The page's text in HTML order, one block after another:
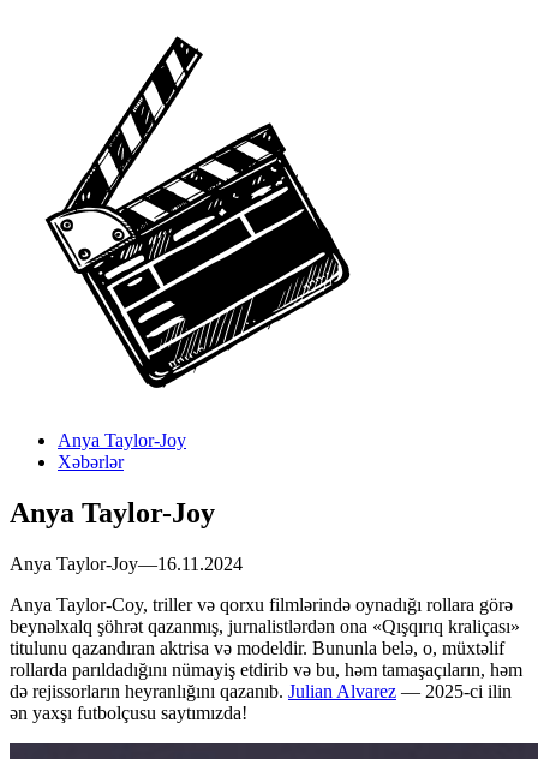
Anya Taylor-Joy
Xəbərlər
Anya Taylor-Joy
Anya Taylor-Joy—16.11.2024
Anya Taylor-Coy, triller və qorxu filmlərində oynadığı rollara görə
beynəlxalq şöhrət qazanmış, jurnalistlərdən ona «Qışqırıq kraliçası»
titulunu qazandıran aktrisa və modeldir. Bununla belə, o, müxtəlif
rollarda parıldadığını nümayiş etdirib və bu, həm tamaşaçıların, həm
də rejissorların heyranlığını qazanıb. Julian Alvarez — 2025-ci ilin
ən yaxşı futbolçusu saytımızda!